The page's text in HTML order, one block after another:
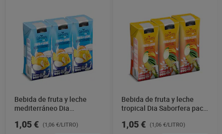
Bebida de fruta y leche
mediterráneo Dia
1,05 € (1,06 €/LITRO)
Bebida de fruta y leche
tropical Dia Saborfera pack
1,05 € (1,06 €/LITRO)